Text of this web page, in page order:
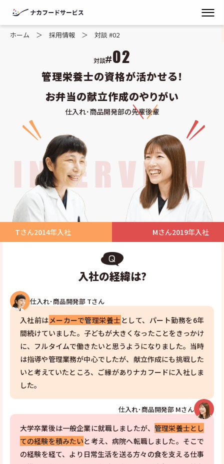
ホーム 採用情報 対談 #02
対談#02
管理栄養士の資格が活かせる!
お弁当の献立作成のやりがい
仕入れ･商品開発部の先輩後輩
Tさん2014年入社 Mさん2019年入社
入社の経緯は?
仕入れ･商品開発部 Tさん
入社前はメーカーで管理栄養士 として、パート勤務を6年
間続けていました。子どもが大きくなったことをきっかけ
に、フルタイムで働きたいと思うようになりました。当時
は指導や管理業務が中心でしたが、献立作成にも挑戦した
いと考えていたところ、ご縁がありナカフードに入社しま
した。
仕入れ･商品開発部 Mさん
大学卒業後は一般企業に就職しましたが、管理栄養士とし
ての経験を積みたいと考え、病院へ転職しました。そこで
の経験を経て、より日常生活を送る方々の食を支える仕事